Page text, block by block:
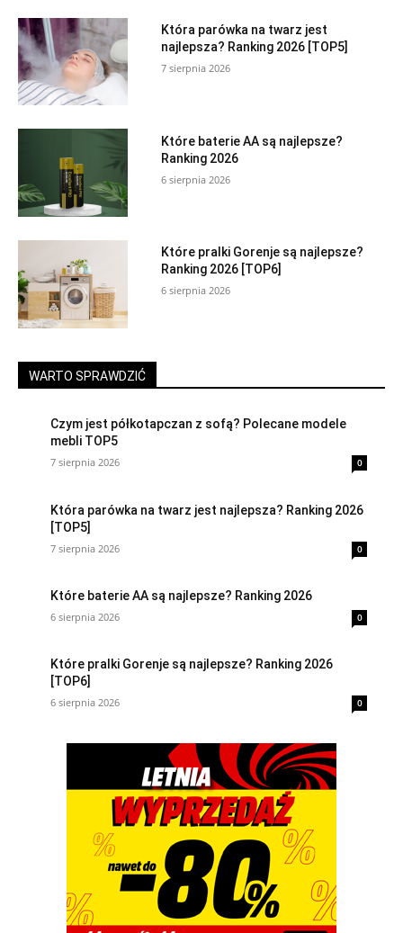
Która parówka na twarz jest
najlepsza? Ranking 2026 [TOP5]
7 sierpnia 2026
Które baterie AA są najlepsze?
Ranking 2026
6 sierpnia 2026
Które pralki Gorenje są najlepsze?
Ranking 2026 [TOP6]
6 sierpnia 2026
WARTO SPRAWDZIĆ
Czym jest półkotapczan z sofą? Polecane modele
mebli TOP5
7 sierpnia 2026 0
Która parówka na twarz jest najlepsza? Ranking 2026
[TOP5]
7 sierpnia 2026 0
Które baterie AA są najlepsze? Ranking 2026
6 sierpnia 2026 0
Które pralki Gorenje są najlepsze? Ranking 2026
[TOP6]
6 sierpnia 2026 0